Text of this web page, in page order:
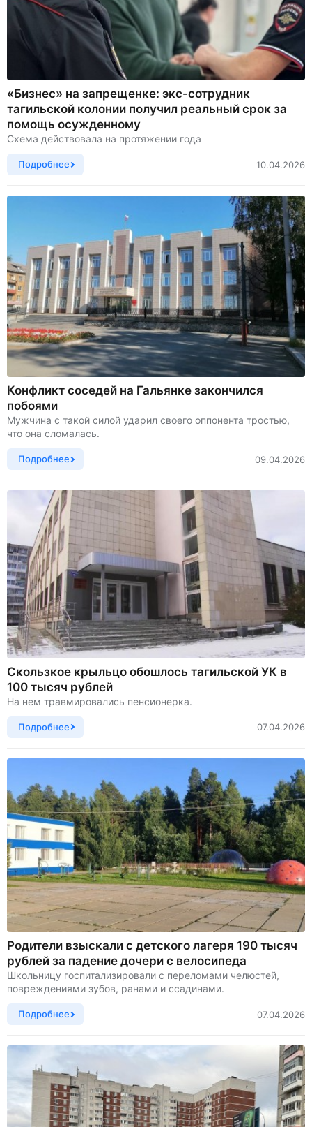
«Бизнес» на запрещенке: экс-сотрудник
тагильской колонии получил реальный срок за
помощь осужденному
Схема действовала на протяжении года
Подробнее 10.04.2026
Конфликт соседей на Гальянке закончился
побоями
Мужчина с такой силой ударил своего оппонента тростью,
что она сломалась.
Подробнее 09.04.2026
Скользкое крыльцо обошлось тагильской УК в
100 тысяч рублей
На нем травмировались пенсионерка.
Подробнее 07.04.2026
Родители взыскали с детского лагеря 190 тысяч
рублей за падение дочери с велосипеда
Школьницу госпитализировали с переломами челюстей,
повреждениями зубов, ранами и ссадинами.
Подробнее 07.04.2026